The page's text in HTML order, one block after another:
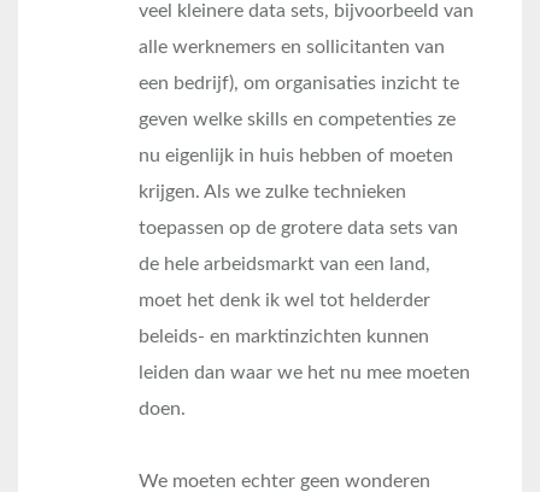
veel kleinere data sets, bijvoorbeeld van
alle werknemers en sollicitanten van
een bedrijf), om organisaties inzicht te
geven welke skills en competenties ze
nu eigenlijk in huis hebben of moeten
krijgen. Als we zulke technieken
toepassen op de grotere data sets van
de hele arbeidsmarkt van een land,
moet het denk ik wel tot helderder
beleids- en marktinzichten kunnen
leiden dan waar we het nu mee moeten
doen.
We moeten echter geen wonderen